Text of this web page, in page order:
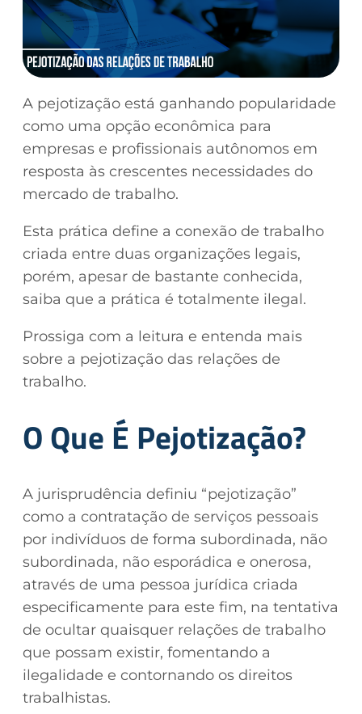
A pejotização está ganhando popularidade
como uma opção econômica para
empresas e profissionais autônomos em
resposta às crescentes necessidades do
mercado de trabalho.
Esta prática define a conexão de trabalho
criada entre duas organizações legais,
porém, apesar de bastante conhecida,
saiba que a prática é totalmente ilegal.
Prossiga com a leitura e entenda mais
sobre a pejotização das relações de
trabalho.
O Que É Pejotização?
A jurisprudência definiu “pejotização”
como a contratação de serviços pessoais
por indivíduos de forma subordinada, não
subordinada, não esporádica e onerosa,
através de uma pessoa jurídica criada
especificamente para este fim, na tentativa
de ocultar quaisquer relações de trabalho
que possam existir, fomentando a
ilegalidade e contornando os direitos
trabalhistas.